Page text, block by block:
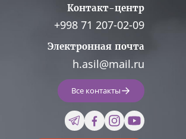
Контакт-центр
+998 71 207-02-09
Электронная почта
h.asil@mail.ru
Все контакты